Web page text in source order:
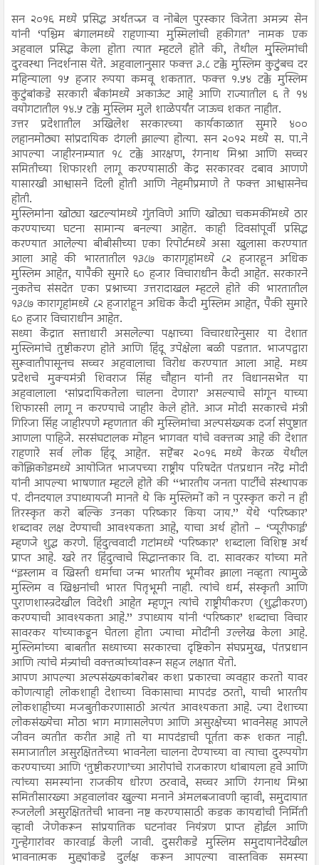
सन २०१६ मध्ये प्रसिद्ध अर्थतज्ज्ञ व नोबेल पुरस्कार विजेता अमत्र्य सेन
यांनी ‘पश्चिम बंगालमध्ये राहणाऱ्या मुस्मिलांची हकीगत’ नामक एक
अहवाल प्रसिद्ध केला होता त्यात म्हटले होते की, तेथील मु्स्लिमांची
दुरवस्था निदर्शनास येते. अहवालानुसार फक्त ३.८ टक्के मुस्लिम कुटुंबच दर
महिन्याला १५ हजार रुपया कमवू शकतात. फक्त १.५४ टक्के मुस्लिम
कुटुंबांकडे सरकारी बँकांमध्ये अकाऊंट आहे आणि राज्यातील ६ ते १४
वयोगटातील १४.५ टक्के मुस्लिम मुले शाळेपर्यंत जाऊच शकत नाहीत.
उत्तर प्रदेशातील अखिलेश सरकारच्या कार्यकाळात सुमारे ४००
लहानमोठ्या सांप्रदायिक दंगली झाल्या होत्या. सन २०१२ मध्ये स. पा.ने
आपल्या जाहीरनाम्यात १८ टक्के आरक्षण, रंगनाथ मिश्रा आणि सच्चर
समितीच्या शिफारशी लागू करण्यासाठी केंद्र सरकारवर दबाव आणणे
यासारखी आश्वासने दिली होती आणि नेहमीप्रमाणे ते फक्त आश्वासनेच
होती.
मुस्लिमांना खोट्या खटल्यांमध्ये गुंतविणे आणि खोट्या चकमकींमध्ये ठार
करण्याच्या घटना सामान्य बनल्या आहेत. काही दिवसांपूर्वी प्रसिद्ध
करण्यात आलेल्या बीबीसीच्या एका रिपोर्टमध्ये असा खुलासा करण्यात
आला आहे की भारतातील १३८७ कारागृहांमध्ये ८२ हजारहून अधिक
मुस्लिम आहेत, यापैकी सुमारे ६० हजार विचाराधीन कैदी आहेत. सरकारने
नुकतेच संसदेत एका प्रश्नाच्या उत्तरादाखल म्हटले होते की भारतातील
१३८७ कारागृहांमध्ये ८२ हजारांहून अधिक कैदी मुस्लिम आहेत, पैकी सुमारे
६० हजार विचाराधीन आहेत.
सध्या केंद्रात सत्ताधारी असलेल्या पक्षाच्या विचारधारेनुसार या देशात
मुस्लिमांचे तुष्टीकरण होते आणि हिंदू उपेक्षेला बळी पडतात. भाजपद्वारा
सुरूवातीपासूनच सच्चर अहवालाचा विरोध करण्यात आला आहे. मध्य
प्रदेशचे मुक्यमंत्री शिवराज सिंह चौहान यांनी तर विधानसभेत या
अहवालाला ‘सांप्रदायिकतेला चालना देणारा’ असल्याचे सांगून याच्या
शिफारसी लागू न करण्याचे जाहीर केले होते. आज मोदी सरकारचे मंत्री
गिरिजा सिंह जाहीरपणे म्हणतात की मुस्लिमांचा अल्पसंख्यक दर्जा संपुष्टात
आणला पाहिजे. सरसंघटालक मोहन भागवत यांचे वक्तव्य आहे की देशात
राहणारे सर्व लोक हिंदू आहेत. सप्टेंबर २०१६ मध्ये केरळ येथील
कोझिकोडमध्ये आयोजित भाजपच्या राष्ट्रीय परिषदेत पंतप्रधान नरेंद्र मोदी
यांनी आपल्या भाषणात म्हटले होते की ‘‘भारतीय जनता पार्टीचे संस्थापक
पं. दीनदयाल उपाध्यायजी मानते थे कि मुस्लिमों को न पुरस्कृत करो न ही
तिरस्कृत करो बल्कि उनका परिष्कार किया जाय.’’ येथे ‘परिष्कार’
शब्दावर लक्ष देण्याची आवश्यकता आहे, याचा अर्थ होतो – ‘प्यूरीफाई’
म्हणजे शुद्ध करणे. हिंदुत्ववादी गटांमध्ये ‘परिष्कार’ शब्दाला विशिष्ट अर्थ
प्राप्त आहे. खरे तर हिंदुत्वाचे सिद्धान्तकार वि. दा. सावरकर यांच्या मते
‘‘इस्लाम व खिस्ती धर्माचा जन्म भारतीय भूमीवर झाला नव्हता त्यामुळे
मुस्लिम व खिश्चनांची भारत पितृभूमी नाही. त्यांचे धर्म, संस्कृती आणि
पुराणशास्त्रदेखील विदेशी आहेत म्हणून त्यांचे राष्ट्रीयीकरण (शुद्धीकरण)
करण्याची आवश्यकता आहे.’’ उपाध्याय यांनी ‘परिष्कार’ शब्दाचा विचार
सावरकर यांच्याकडून घेतला होता ज्याचा मोदींनी उल्लेख केला आहे.
मुस्लिमांच्या बाबतीत सध्याच्या सरकारचा दृष्टिकोन संघप्रमुख, पंतप्रधान
आणि त्यांचे मंत्र्यांची वक्तव्यांच्यांवरून सहज लक्षात येतो.
आपण आपल्या अल्पसंख्यकांबरोबर कशा प्रकारचा व्यवहार करतो यावर
कोणत्याही लोकशाही देशाच्या विकासाचा मापदंड ठरतो, याची भारतीय
लोकशाहीच्या मजबुतीकरणासाठी अत्यंत आवश्यकता आहे. ज्या देशाच्या
लोकसंख्येचा मोठा भाग मागासलेपण आणि असुरक्षेच्या भावनेसह आपले
जीवन व्यतीत करीत आहे तो या मापदंडाची पूर्तता करू शकत नाही.
समाजातील असुरक्षिततेच्या भावनेला चालना देण्याच्या वा त्याचा दुरुपयोग
करण्याच्या आणि ‘तुष्टीकरणा’च्या आरोपांचे राजकारण थांबायला हवे आणि
त्यांच्या समस्यांना राजकीय धोरण ठरवावे, सच्चर आणि रंगनाथ मिश्रा
समितीसारख्या अहवालांवर खुल्या मनाने अंमलबजावणी व्हावी, समुदायात
रुजलेली असुरक्षिततेची भावना नष्ट करण्यासाठी कडक कायद्यांची निर्मिती
व्हावी जेणेकरून सांप्रयातिक घटनांवर नियंत्रण प्राप्त होईल आणि
गुन्हेगारांवर कारवाई केली जावी. दुसरीकडे मुस्लिम समुदायानेदेखील
भावनात्मक मुद्द्यांकडे दुर्लक्ष करून आपल्या वास्तविक समस्या